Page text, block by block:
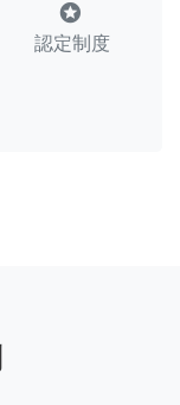
stars
認定制度